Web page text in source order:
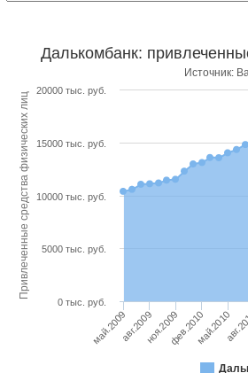
Привлеченные средства физических лиц
Далькомбанк:
Источник:
май.2009 ноя.2009 май.2010
авг.2009 фев.2010
0 тыс. руб.
5000 тыс. руб.
10000 тыс. руб.
15000 тыс. руб.
20000 тыс. руб.